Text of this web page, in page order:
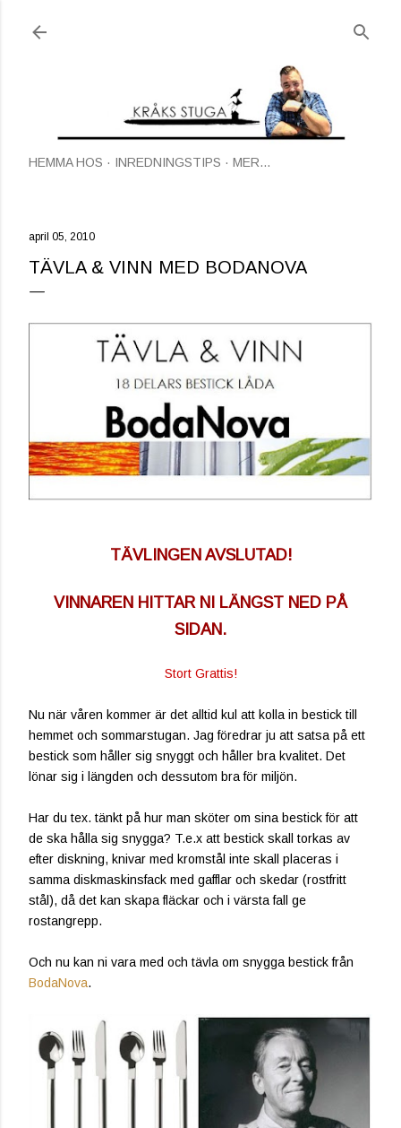
HEMMA HOS INREDNINGSTIPS MER…
april 05, 2010
TÄVLA & VINN MED BODANOVA
TÄVLINGEN AVSLUTAD!
VINNAREN HITTAR NI LÄNGST NED PÅ
SIDAN.
Stort Grattis!
Nu när våren kommer är det alltid kul att kolla in bestick till
hemmet och sommarstugan. Jag föredrar ju att satsa på ett
bestick som håller sig snyggt och håller bra kvalitet. Det
lönar sig i längden och dessutom bra för miljön.
Har du tex. tänkt på hur man sköter om sina bestick för att
de ska hålla sig snygga? T.e.x att bestick skall torkas av
efter diskning, knivar med kromstål inte skall placeras i
samma diskmaskinsfack med gafflar och skedar (rostfritt
stål), då det kan skapa fläckar och i värsta fall ge
rostangrepp.
Och nu kan ni vara med och tävla om snygga bestick från
BodaNova.